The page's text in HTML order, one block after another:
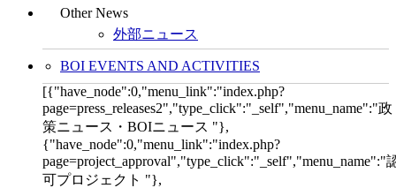
Other News
外部ニュース
BOI EVENTS AND ACTIVITIES
[{"have_node":0,"menu_link":"index.php?
page=press_releases2","type_click":"_self","menu_name":"政
策ニュース・BOIニュース "},
{"have_node":0,"menu_link":"index.php?
page=project_approval","type_click":"_self","menu_name":"
可プロジェクト "},